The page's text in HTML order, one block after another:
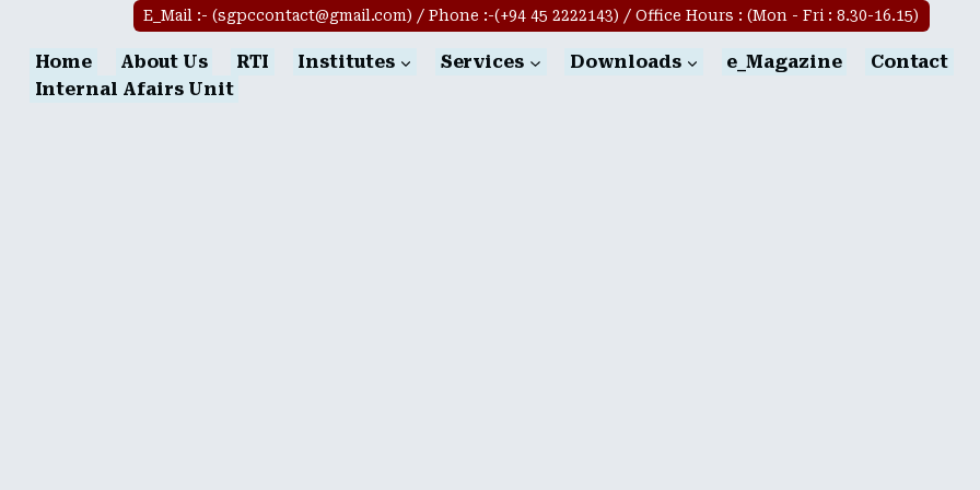
E_Mail :- (sgpccontact@gmail.com) / Phone :-(+94 45 2222143) / Office Hours : (Mon - Fri : 8.30-16.15)
Home About Us RTI Institutes Services Downloads e_Magazine
Contact
Internal Afairs Unit